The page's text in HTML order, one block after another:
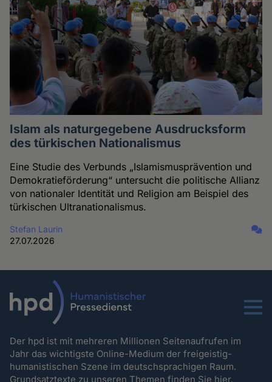
Islam als naturgegebene Ausdrucksform
des türkischen Nationalismus
Eine Studie des Verbunds „Islamismusprävention und
Demokratieförderung“ untersucht die politische Allianz
von nationaler Identität und Religion am Beispiel des
türkischen Ultranationalismus.
Stefan Laurin
27.07.2026
Menu
Der hpd ist mit mehreren Millionen Seitenaufrufen im
Jahr das wichtigste Online-Medium der freigeistig-
humanistischen Szene im deutschsprachigen Raum.
Grundsatztexte zu unseren Themenfinden Sie hier.